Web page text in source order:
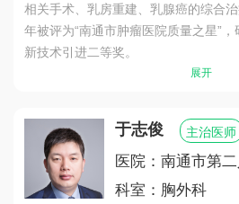
相关手术、乳房重建、乳腺癌的综合
年被评为“南通市肿瘤医院质量之星”
新技术引进二等奖。
展开
于志俊 主治医师
医院：南通市第
科室：胸外科